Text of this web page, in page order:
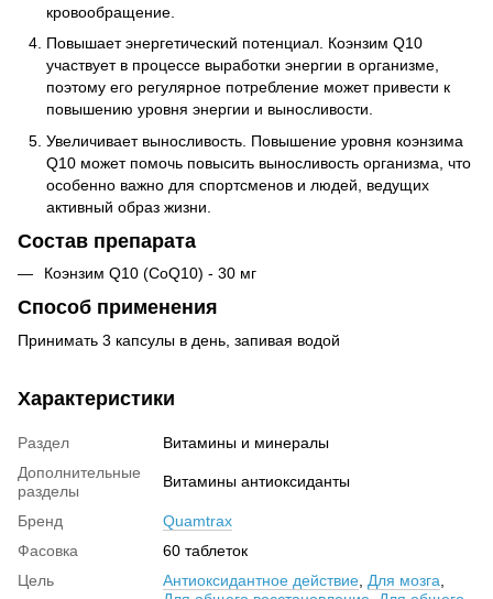
кровообращение.
Повышает энергетический потенциал. Коэнзим Q10
участвует в процессе выработки энергии в организме,
поэтому его регулярное потребление может привести к
повышению уровня энергии и выносливости.
Увеличивает выносливость. Повышение уровня коэнзима
Q10 может помочь повысить выносливость организма, что
особенно важно для спортсменов и людей, ведущих
активный образ жизни.
Состав препарата
Коэнзим Q10 (CoQ10) - 30 мг
Способ применения
Принимать 3 капсулы в день, запивая водой
Характеристики
Раздел
Витамины и минералы
Дополнительные
разделы
Витамины антиоксиданты
Бренд
Quamtrax
Фасовка
60 таблеток
Цель
Антиоксидантное действие Для мозга